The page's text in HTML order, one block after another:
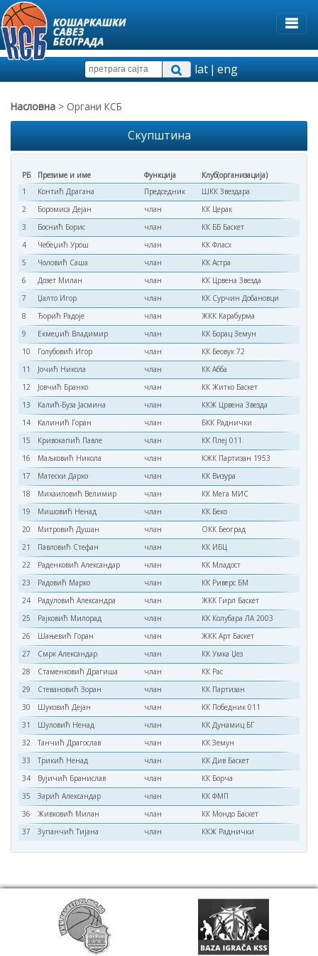
lat|eng
Насловна > Органи КСБ
Скупштина
РБ Презиме и име Функција
Клуб(организација)
1
Контић Драгана Председник
ШКК Звездара
2
Боромиса Дејан члан
КК Церак
3
Боснић Борис члан
КК ББ Баскет
4
Чебеџић Урош члан
КК Фласх
5
Чоловић Саша члан
КК Астра
6
Дозет Милан члан
КК Црвена Звезда
7
Џалто Игор члан
КК Сурчин Добановци
8
Ђорић Радоје члан
ЖКК Карабурма
9
Екмеџић Владимир члан
КК Борац Земун
10
Голубовић Игор члан
КК Беовук 72
11
Јочић Никола члан
КК Абба
12
Јовчић Бранко члан
КК Житко Баскет
13
Калић-Буза Јасмина члан
ККЖ Црвена Звезда
14
Калинић Горан члан
БКК Раднички
15
Кривокапић Павле члан
КК Плеј 011
16
Маљковић Никола члан
КЖК Партизан 1953
17
Матески Дарко члан
КК Визура
18
Михаиловић Велимир члан
КК Мега МИС
19
Мишовић Ненад члан
КК Беко
20
Митровић Душан члан
ОКК Београд
21
Павловић Стефан члан
КК ИБЦ
22
Раденковић Александар члан
КК Младост
23
Радовић Марко члан
КК Риверс БМ
24
Радуловић Александра члан
ЖКК Гирл Баскет
25
Рајковић Милорад члан
КК Колубара ЛА 2003
26
Шањевић Горан члан
ЖКК Арт Баскет
27
Смрк Александар члан
КК Умка Џез
28
Стаменковић Драгиша члан
КК Рас
29
Стевановић Зоран члан
КК Партизан
30
Шуковић Дејан члан
КК Победник 011
31
Шуловић Ненад члан
КК Дyнамиц БГ
32
Танчић Драгослав члан
КК Земун
33
Трикић Ненад члан
КК Див Баскет
34
Вујичић Бранислав члан
КК Борча
35
Зарић Александар члан
КК ФМП
36
Живковић Милан члан
КК Мондо Баскет
37
Зупанчић Тијана члан ККЖ Раднички